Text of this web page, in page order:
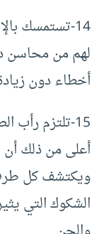
14-تستمسك
لهم من محاسن
أخطاء دون
15-تلتزم
أعلى من ذلك أن
ويكتشف كل طرف
الشكوك التي